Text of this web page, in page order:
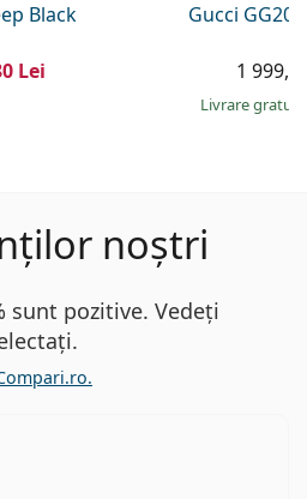
Black
Lei
Gucci
1
Livrare
noștri
sunt pozitive. Vedeți